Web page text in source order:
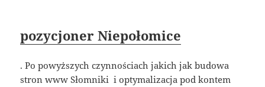
pozycjoner Niepołomice
. Po powyższych czynnościach jakich jak budowa
stron www Słomniki i optymalizacja pod kontem